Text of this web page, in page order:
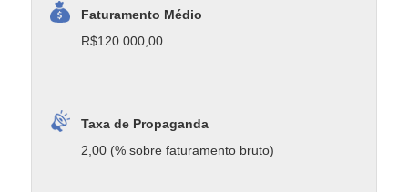
Faturamento Médio
R$120.000,00
Taxa de Propaganda
2,00 (% sobre faturamento bruto)